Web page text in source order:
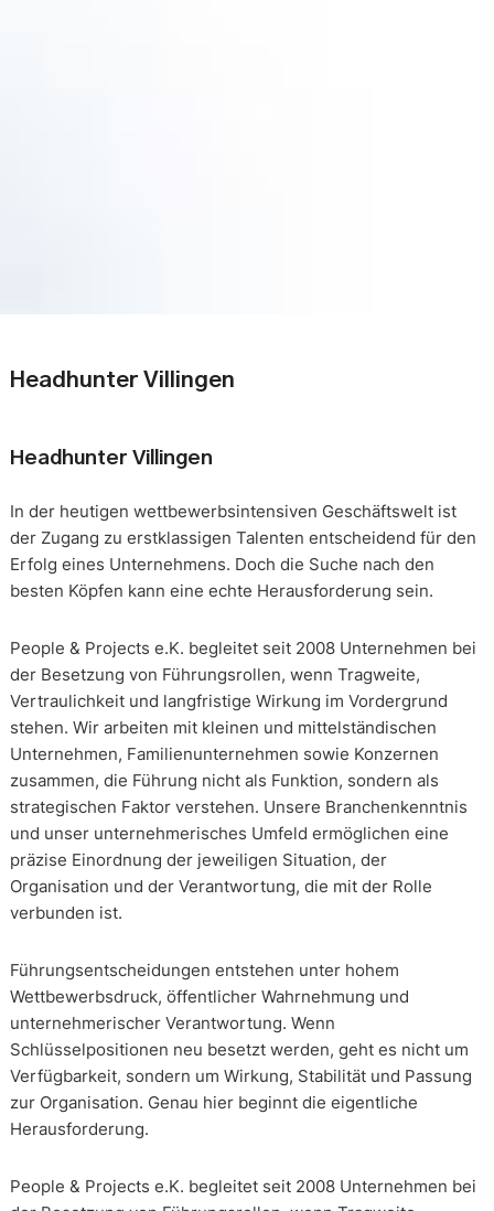
Headhunter Villingen
Headhunter Villingen
In der heutigen wettbewerbsintensiven Geschäftswelt ist
der Zugang zu erstklassigen Talenten entscheidend für den
Erfolg eines Unternehmens. Doch die Suche nach den
besten Köpfen kann eine echte Herausforderung sein.
People & Projects e.K. begleitet seit 2008 Unternehmen bei
der Besetzung von Führungsrollen, wenn Tragweite,
Vertraulichkeit und langfristige Wirkung im Vordergrund
stehen. Wir arbeiten mit kleinen und mittelständischen
Unternehmen, Familienunternehmen sowie Konzernen
zusammen, die Führung nicht als Funktion, sondern als
strategischen Faktor verstehen. Unsere Branchenkenntnis
und unser unternehmerisches Umfeld ermöglichen eine
präzise Einordnung der jeweiligen Situation, der
Organisation und der Verantwortung, die mit der Rolle
verbunden ist.
Führungsentscheidungen entstehen unter hohem
Wettbewerbsdruck, öffentlicher Wahrnehmung und
unternehmerischer Verantwortung. Wenn
Schlüsselpositionen neu besetzt werden, geht es nicht um
Verfügbarkeit, sondern um Wirkung, Stabilität und Passung
zur Organisation. Genau hier beginnt die eigentliche
Herausforderung.
People & Projects e.K. begleitet seit 2008 Unternehmen bei